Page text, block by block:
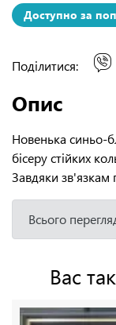
Доступно за
Поділитися:
Опис
Новенька синьо-
бісеру стійких
Завдяки зв'язкам
Всього
Вас